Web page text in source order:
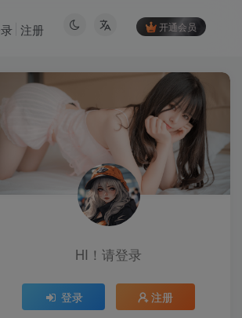
开通会员
注册
HI！请登录
登录 注册
HI！请登录
登录 注册